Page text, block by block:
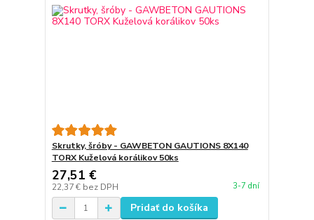
Skrutky, šróby - GAWBETON GAUTIONS 8X140
TORX Kuželová korálikov 50ks
27,51 €
22,37 € bez DPH 3-7 dní
Pridať do košíka